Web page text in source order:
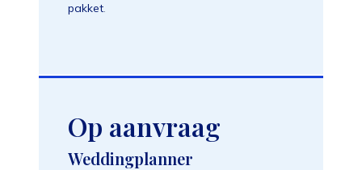
pakket.
Op aanvraag
Weddingplanner